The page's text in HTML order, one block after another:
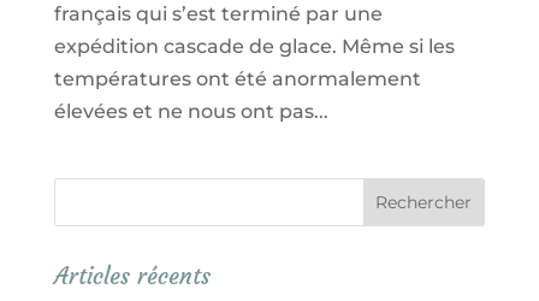
français qui s’est terminé par une
expédition cascade de glace. Même si les
températures ont été anormalement
élevées et ne nous ont pas...
Articles récents